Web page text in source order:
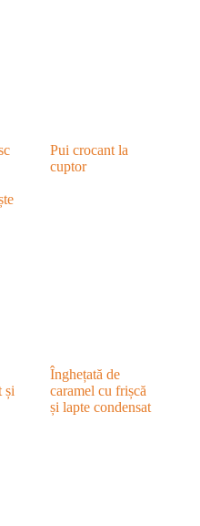
Pui crocant la
cuptor
și
Înghețată de
caramel cu frișcă
și lapte condensat